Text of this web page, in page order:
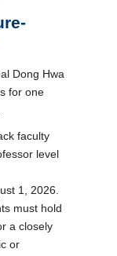
Dong Hwa
for one
faculty
level
1, 2026.
must hold
a closely
or